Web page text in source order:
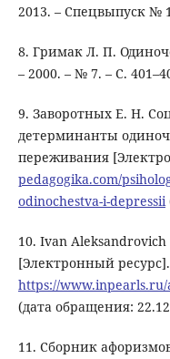
2013. – Спецвыпуск №
8. Гримак Л. П.
– 2000. – № 7. – С.
9. Заворотных Е. Н.
детерминанты
переживания
pedagogika.com/
odinochestva-i-depressii
10. Ivan
[Электронный ресурс].
https://
(дата обращения:
11. Сборник